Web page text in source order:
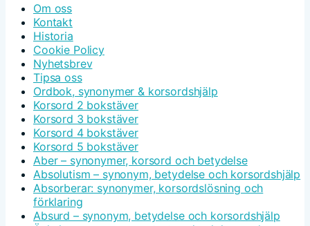
Om oss
Kontakt
Historia
Cookie Policy
Nyhetsbrev
Tipsa oss
Ordbok, synonymer & korsordshjälp
Korsord 2 bokstäver
Korsord 3 bokstäver
Korsord 4 bokstäver
Korsord 5 bokstäver
Aber – synonymer, korsord och betydelse
Absolutism – synonym, betydelse och korsordshjälp
Absorberar: synonymer, korsordslösning och
förklaring
Absurd – synonym, betydelse och korsordshjälp